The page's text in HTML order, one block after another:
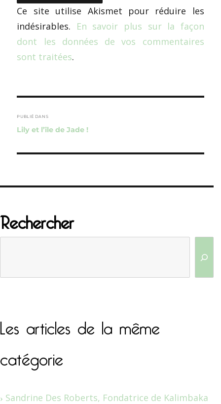
Ce site utilise Akismet pour réduire les
indésirables. En savoir plus sur la façon
dont les données de vos commentaires
sont traitées.
de
l’article
PUBLIÉ DANS
Lily et l’île de Jade !
Rechercher
Les articles de la même
catégorie
Sandrine Des Roberts, Fondatrice de Kalimbaka